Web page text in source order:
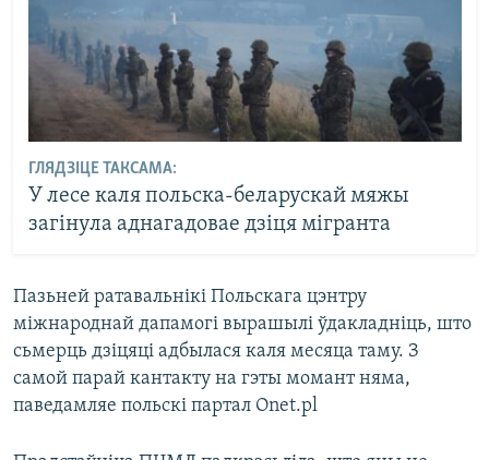
ГЛЯДЗІЦЕ ТАКСАМА:
У лесе каля польска-беларускай мяжы
загінула аднагадовае дзіця мігранта
Пазьней ратавальнікі Польскага цэнтру
міжнароднай дапамогі вырашылі ўдакладніць, што
сьмерць дзіцяці адбылася каля месяца таму. З
самой парай кантакту на гэты момант няма,
паведамляе польскі партал Onet.pl